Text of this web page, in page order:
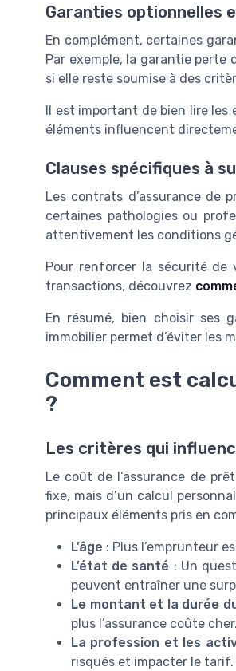
Garanties optionnelles
En complément, certaines
Par exemple, la garantie perte
si elle reste soumise à des
Il est important de bien lire les
éléments influencent
Clauses spécifiques à
Les contrats d’assurance de
certaines pathologies ou
attentivement les conditions
Pour renforcer la sécurité de
transactions, découvrez
En résumé, bien choisir ses
immobilier permet d’éviter les
Comment est
?
Les critères qui
Le coût de l’assurance de
fixe, mais d’un calcul
principaux éléments pris en
L’âge : Plus l’emprunteur
L’état de santé : Un
peuvent entraîner une
Le montant et la durée
plus l’assurance coûte cher.
La profession et les
risqués et impacter le tarif.